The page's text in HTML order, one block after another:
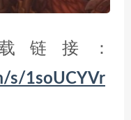
链接：
s/1soUCYVr